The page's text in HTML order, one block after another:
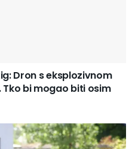
Dron s eksplozivnom
bi mogao biti osim